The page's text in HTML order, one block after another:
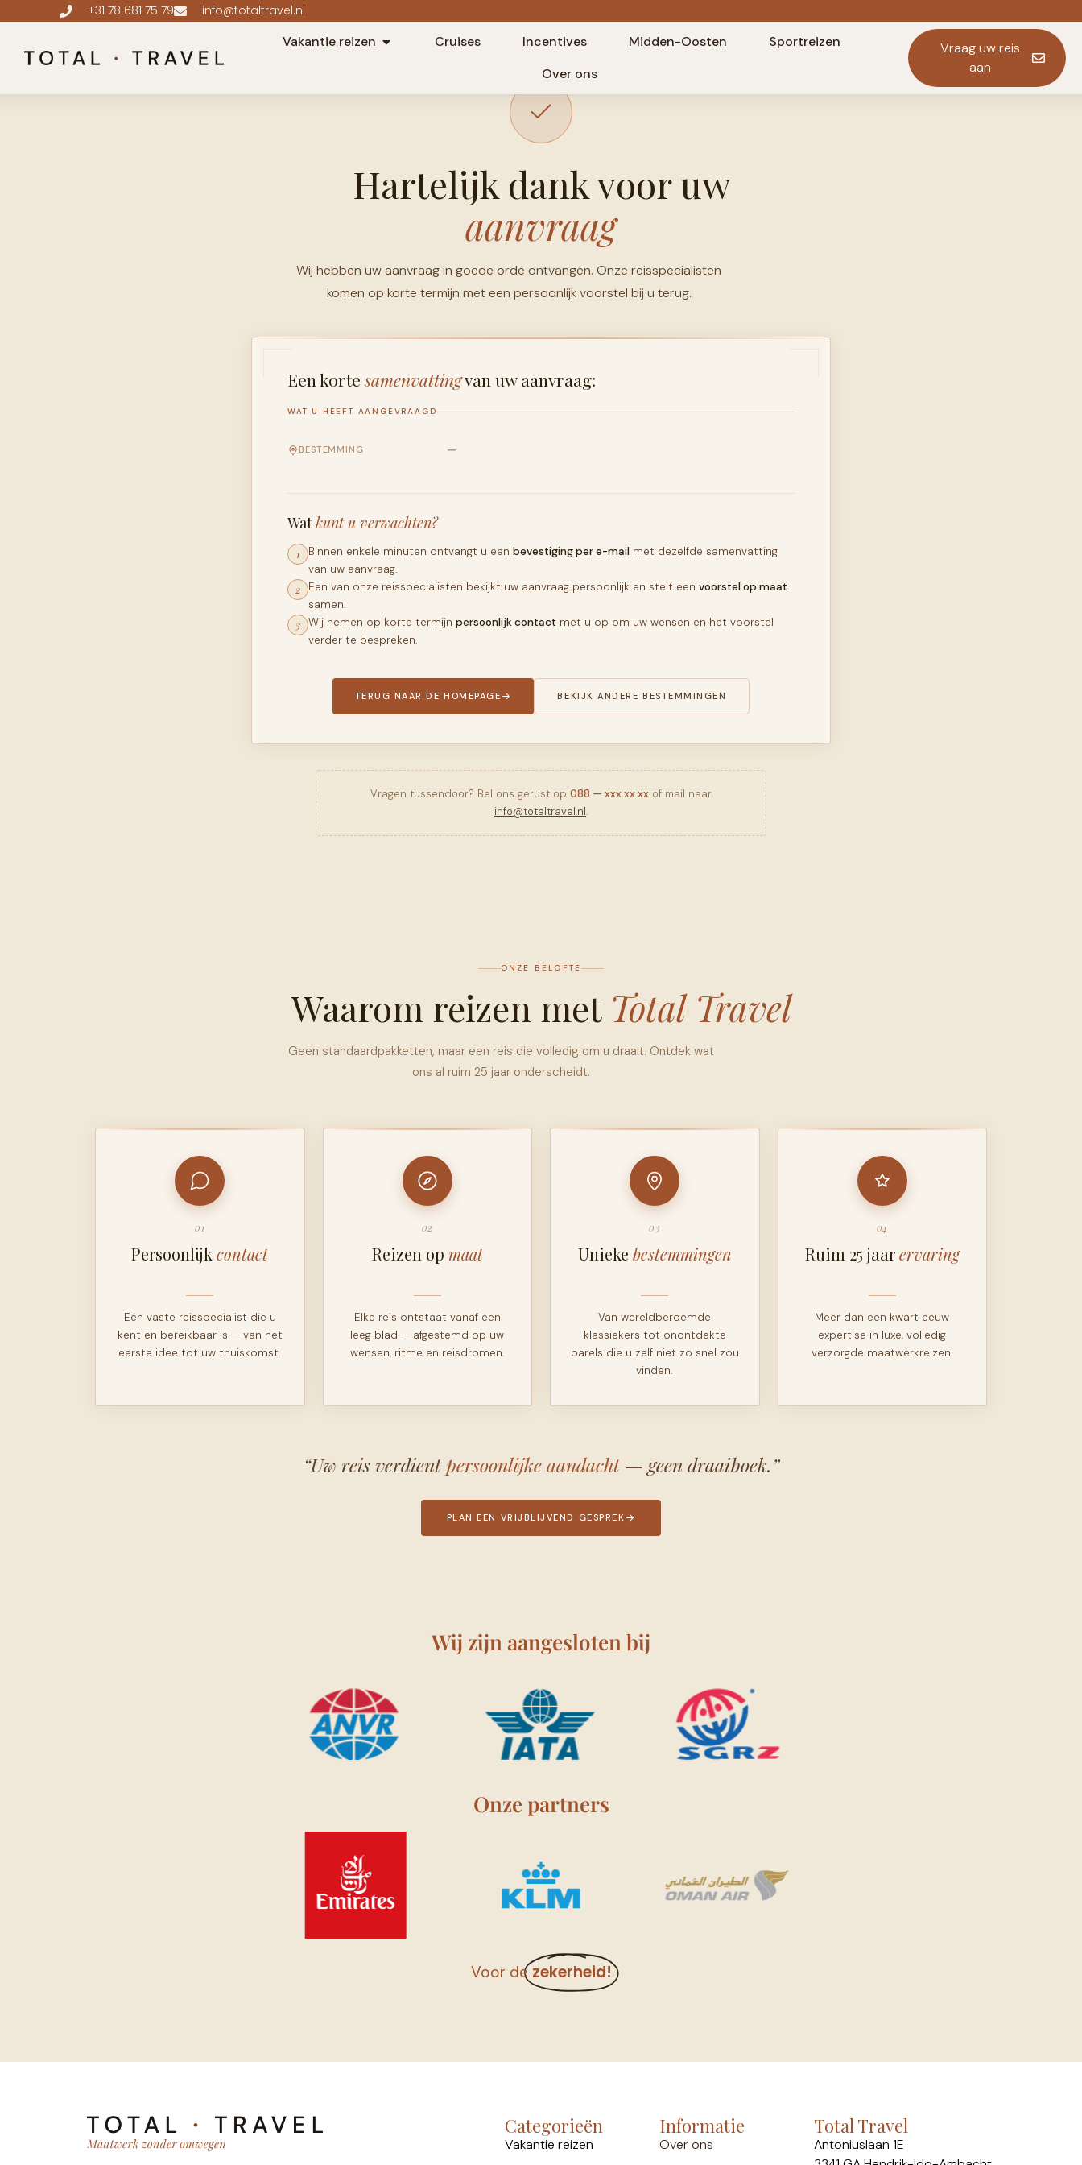
+31 78 681 75 79 info@totaltravel.nl
Vakantie reizen Cruises Incentives Midden-Oosten
Sportreizen
Over ons
Vraag uw reis
aan
Hartelijk dank voor uw
aanvraag
Wij hebben uw aanvraag in goede orde ontvangen. Onze reisspecialisten
komen op korte termijn met een persoonlijk voorstel bij u terug.
Een kortesamenvattingvan uw aanvraag:
WAT U HEEFT AANGEVRAAGD
BESTEMMING —
Watkunt u verwachten?
1 Binnen enkele minuten ontvangt u een bevestiging per e-mail met dezelfde samenvatting
van uw aanvraag.
2
Een van onze reisspecialisten bekijkt uw aanvraag persoonlijk en stelt een voorstel op maat
samen.
3 Wij nemen op korte termijn persoonlijk contact met u op om uw wensen en het voorstel
verder te bespreken.
TERUG NAAR DE HOMEPAGE BEKIJK ANDERE BESTEMMINGEN
Vragen tussendoor? Bel ons gerust op 088 — xxx xx xx of mail naar
info@totaltravel.nl.
ONZE BELOFTE
Waarom reizen met Total Travel
Geen standaardpakketten, maar een reis die volledig om u draait. Ontdek wat
ons al ruim 25 jaar onderscheidt.
01
Persoonlijkcontact
Eén vaste reisspecialist die u
kent en bereikbaar is — van het
eerste idee tot uw thuiskomst.
02
Reizen op maat
Elke reis ontstaat vanaf een
leeg blad — afgestemd op uw
wensen, ritme en reisdromen.
03
Unieke bestemmingen
Van wereldberoemde
klassiekers tot onontdekte
parels die u zelf niet zo snel zou
vinden.
04
Ruim 25 jaarervaring
Meer dan een kwart eeuw
expertise in luxe, volledig
verzorgde maatwerkreizen.
“Uw reis verdientpersoonlijke aandacht— geen draaiboek.”
PLAN EEN VRIJBLIJVEND GESPREK
Wij zijn aangesloten bij
Onze partners
Voor de zekerheid!
Categorieën
Vakantie reizen
Informatie
Over ons
Total Travel
Antoniuslaan 1E